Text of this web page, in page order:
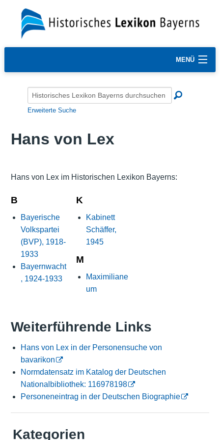
MENÜ
Erweiterte Suche
Hans von Lex
Hans von Lex im Historischen Lexikon Bayerns:
B
Bayerische
Volkspartei
(BVP), 1918-
1933
Bayernwacht
, 1924-1933
K
Kabinett
Schäffer,
1945
M
Maximiliane
um
Weiterführende Links
Hans von Lex in der Personensuche von
bavarikon
Normdatensatz im Katalog der Deutschen
Nationalbibliothek: 116978198
Personeneintrag in der Deutschen Biographie
Kategorien